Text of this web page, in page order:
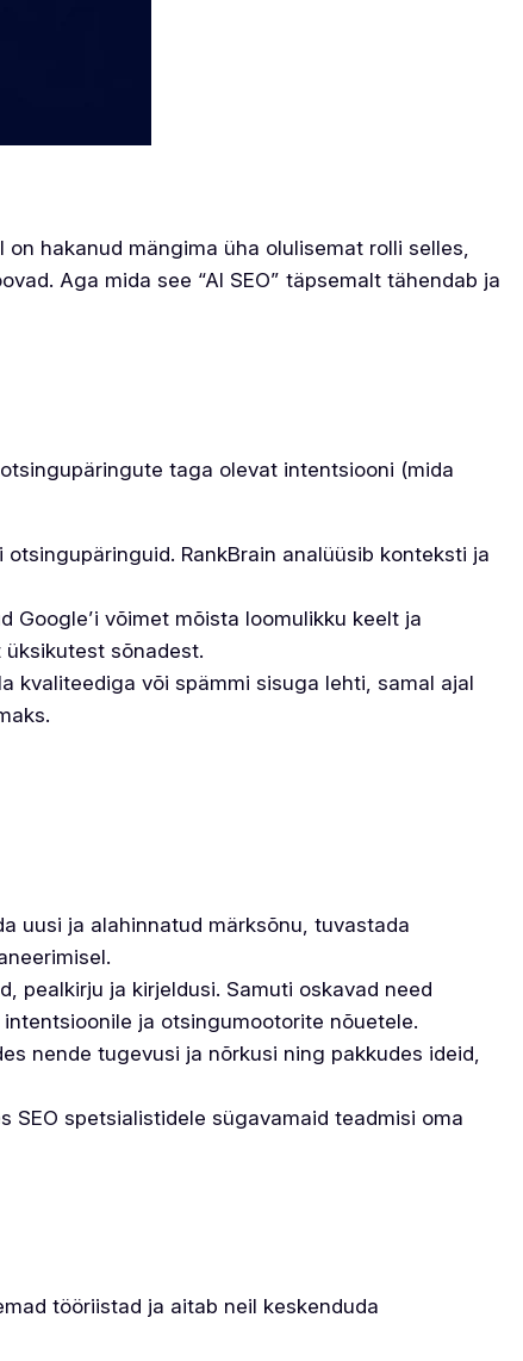
on hakanud mängima üha olulisemat rolli selles,
Aga mida see “AI SEO” täpsemalt tähendab ja
taga olevat intentsiooni (mida
RankBrain analüüsib konteksti ja
Google’i võimet mõista loomulikku keelt ja
sõnadest.
kvaliteediga või spämmi sisuga lehti, samal ajal
uusi ja alahinnatud märksõnu, tuvastada
pealkirju ja kirjeldusi. Samuti oskavad need
ja otsingumootorite nõuetele.
nende tugevusi ja nõrkusi ning pakkudes ideid,
SEO spetsialistidele sügavamaid teadmisi oma
tööriistad ja aitab neil keskenduda